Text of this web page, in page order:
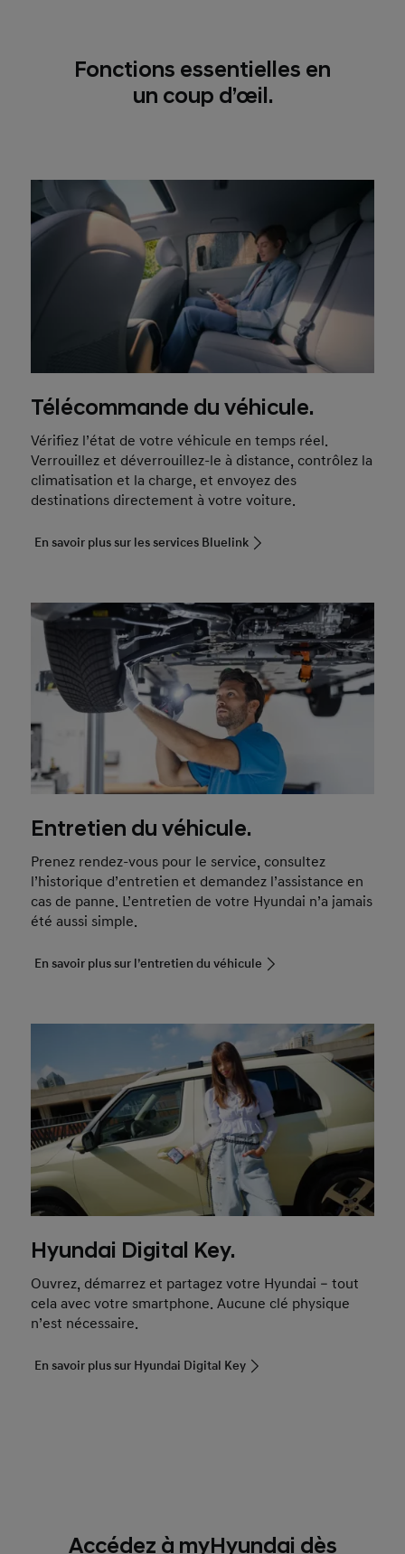
Fonctions essentielles en
un coup d’œil.
Télécommande du véhicule.
Vérifiez l’état de votre véhicule en temps réel.
Verrouillez et déverrouillez-le à distance, contrôlez la
climatisation et la charge, et envoyez des
destinations directement à votre voiture.
En savoir plus sur les services Bluelink
Entretien du véhicule.
Prenez rendez-vous pour le service, consultez
l’historique d’entretien et demandez l’assistance en
cas de panne. L’entretien de votre Hyundai n’a jamais
été aussi simple.
En savoir plus sur l’entretien du véhicule
Hyundai Digital Key.
Ouvrez, démarrez et partagez votre Hyundai – tout
cela avec votre smartphone. Aucune clé physique
n’est nécessaire.
En savoir plus sur Hyundai Digital Key
Accédez à myHyundai dès